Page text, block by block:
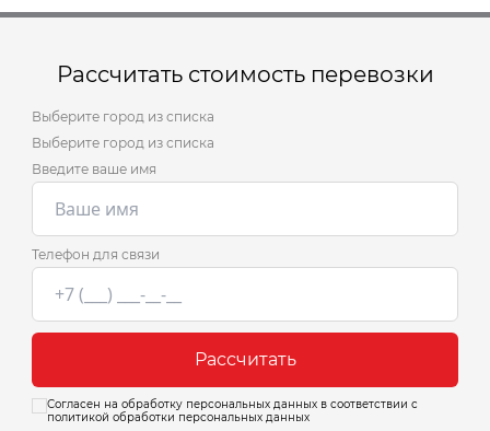
Рассчитать стоимость перевозки
Выберите город из списка
Выберите город из списка
Введите ваше имя
Телефон для связи
Рассчитать
Согласен на обработку персональных данных в соответствии с
политикой обработки персональных данных